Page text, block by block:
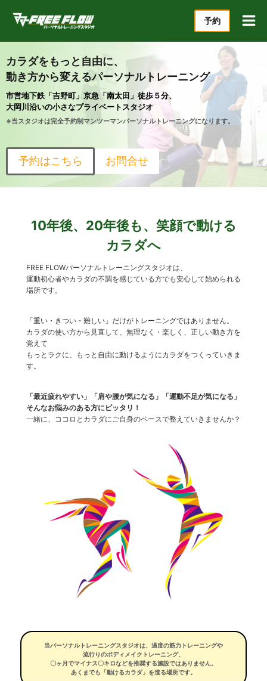
を
キ
プ
予約
カラダをもっと自由に、
動き方から変えるパーソナルトレーニング
市営地下鉄「吉野町」京急「南太田」徒歩５分、
大岡川沿いの小さなプライベートスタジオ
※当スタジオは完全予約制マンツーマンパーソナルトレーニングになります。
予約はこちら お問合せ
10年後、20年後も、笑顔で動ける
カラダへ
FREE FLOWパーソナルトレーニングスタジオは、
運動初心者やカラダの不調を感じている方でも安心して始められる
場所です。
「重い・きつい・難しい」だけがトレーニングではありません。
カラダの使い方から見直して、無理なく・楽しく、正しい動き方を
覚えて
もっとラクに、もっと自由に動けるようにカラダをつくっていきま
す。
「最近疲れやすい」「肩や腰が気になる」「運動不足が気になる」
そんなお悩みのある方にピッタリ！
一緒に、ココロとカラダにご自身のペースで整えていきませんか？
当パーソナルトレーニングスタジオは、過度の筋力トレーニングや
流行りのボディメイクトレーニング、
〇ヶ月でマイナス〇キロなどを推奨する施設ではありません。
あくまでも「動けるカラダ」を造る場所です。